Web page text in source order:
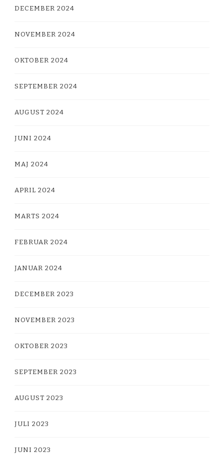
DECEMBER 2024
NOVEMBER 2024
OKTOBER 2024
SEPTEMBER 2024
AUGUST 2024
JUNI 2024
MAJ 2024
APRIL 2024
MARTS 2024
FEBRUAR 2024
JANUAR 2024
DECEMBER 2023
NOVEMBER 2023
OKTOBER 2023
SEPTEMBER 2023
AUGUST 2023
JULI 2023
JUNI 2023